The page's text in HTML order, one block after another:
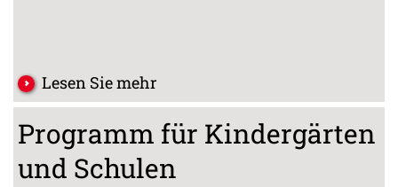
Lesen Sie mehr
Programm für Kindergärten
und Schulen